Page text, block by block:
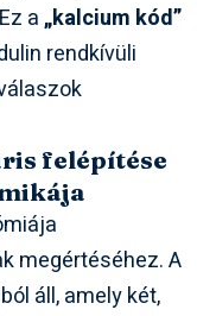
a„kalcium kód”
rendkívüli
felépítése
megértéséhez. A
áll, amely két,